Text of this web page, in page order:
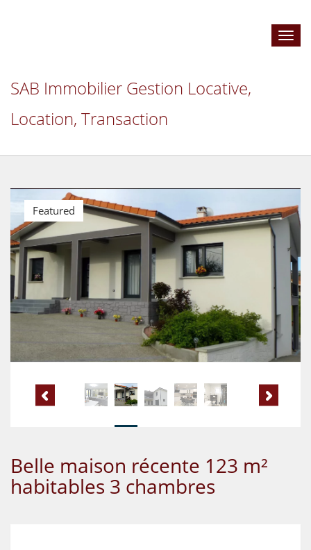
SAB Immobilier Gestion Locative,
Location, Transaction
Featured
Belle maison récente 123 m²
habitables 3 chambres